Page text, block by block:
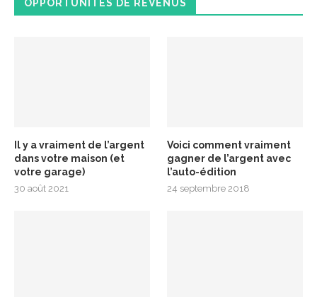
OPPORTUNITÉS DE REVENUS
Il y a vraiment de l’argent
dans votre maison (et
votre garage)
30 août 2021
Voici comment vraiment
gagner de l’argent avec
l’auto-édition
24 septembre 2018